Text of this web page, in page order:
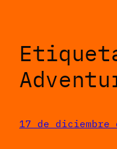
17 de diciembre